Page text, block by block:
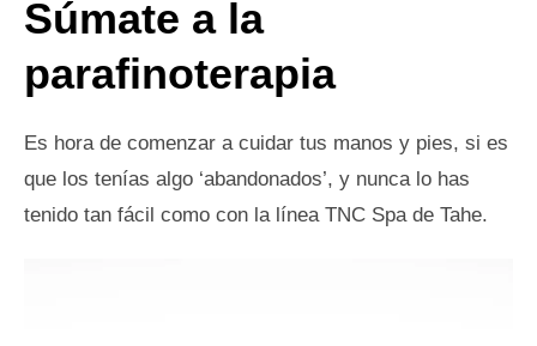
Súmate a la
parafinoterapia
Es hora de comenzar a cuidar tus manos y pies, si es
que los tenías algo ‘abandonados’, y nunca lo has
tenido tan fácil como con la línea TNC Spa de Tahe.